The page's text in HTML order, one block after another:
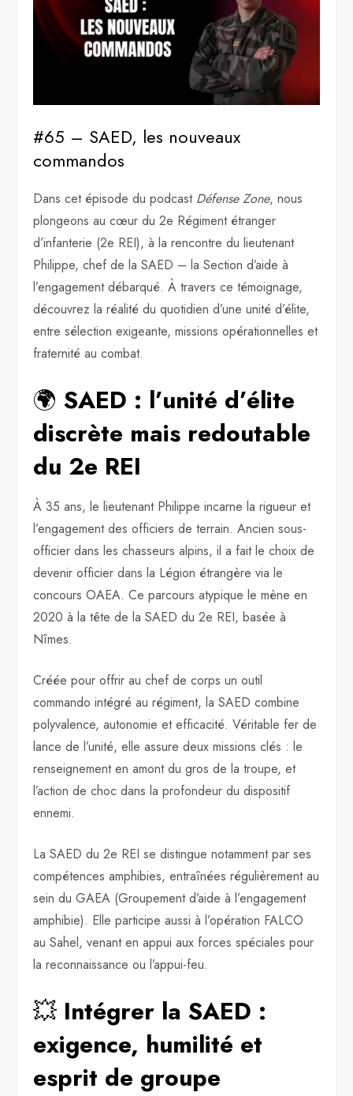
#65 – SAED, les nouveaux
commandos
Dans cet épisode du podcast Défense Zone, nous
plongeons au cœur du 2e Régiment étranger
d’infanterie (2e REI), à la rencontre du lieutenant
Philippe, chef de la SAED – la Section d’aide à
l’engagement débarqué. À travers ce témoignage,
découvrez la réalité du quotidien d’une unité d’élite,
entre sélection exigeante, missions opérationnelles et
fraternité au combat.
🌍SAED : l’unité d’élite
discrète mais redoutable
du 2e REI
À 35 ans, le lieutenant Philippe incarne la rigueur et
l’engagement des officiers de terrain. Ancien sous-
officier dans les chasseurs alpins, il a fait le choix de
devenir officier dans la Légion étrangère via le
concours OAEA. Ce parcours atypique le mène en
2020 à la tête de la SAED du 2e REI, basée à
Nîmes.
Créée pour offrir au chef de corps un outil
commando intégré au régiment, la SAED combine
polyvalence, autonomie et efficacité. Véritable fer de
lance de l’unité, elle assure deux missions clés : le
renseignement en amont du gros de la troupe, et
l’action de choc dans la profondeur du dispositif
ennemi.
La SAED du 2e REI se distingue notamment par ses
compétences amphibies, entraînées régulièrement au
sein du GAEA (Groupement d’aide à l’engagement
amphibie). Elle participe aussi à l’opération FALCO
au Sahel, venant en appui aux forces spéciales pour
la reconnaissance ou l’appui-feu.
💥 Intégrer la SAED :
exigence, humilité et
esprit de groupe